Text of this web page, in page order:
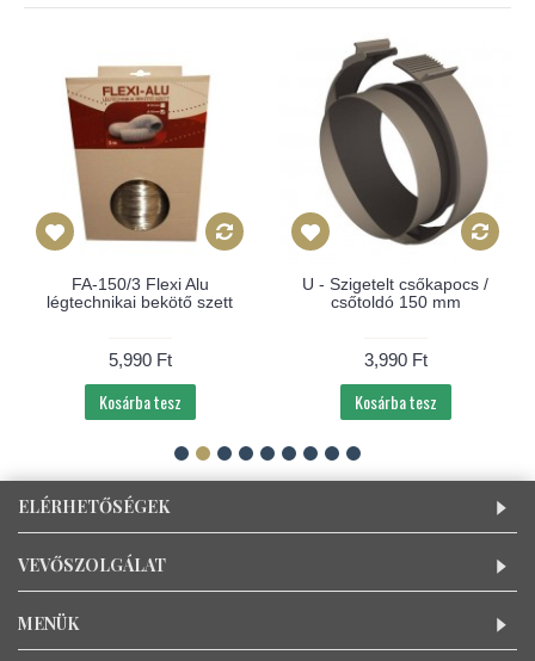
FA-150/3 Flexi Alu
légtechnikai bekötő szett
5,990 Ft
Kosárba tesz
U - Szigetelt csőkapocs /
csőtoldó 150 mm
3,990 Ft
Kosárba tesz
ELÉRHETŐSÉGEK
VEVŐSZOLGÁLAT
MENÜK